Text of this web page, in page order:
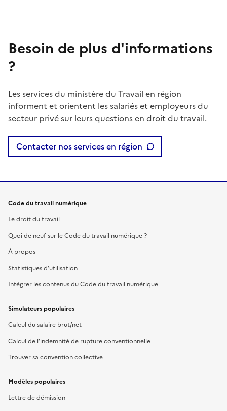
Besoin de plus d'informations
?
Les services du ministère du Travail en région
informent et orientent les salariés et employeurs du
secteur privé sur leurs questions en droit du travail.
Contacter nos services en région
Code du travail numérique
Le droit du travail
Quoi de neuf sur le Code du travail numérique ?
À propos
Statistiques d'utilisation
Intégrer les contenus du Code du travail numérique
Simulateurs populaires
Calcul du salaire brut/net
Calcul de l'indemnité de rupture conventionnelle
Trouver sa convention collective
Modèles populaires
Lettre de démission